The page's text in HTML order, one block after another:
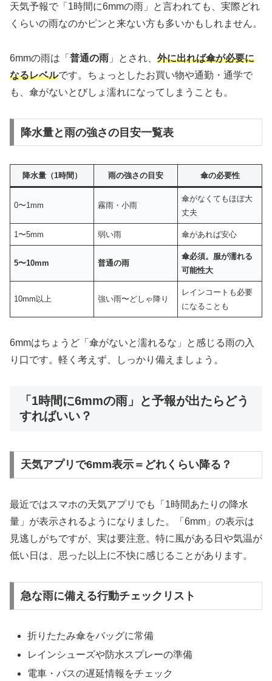
天気予報で「1時間に6mmの雨」と言われても、実際どれ
くらいの雨なのかピンと来ない方も多いかもしれません。
6mmの雨は「 普通の雨 」とされ、 外に出れば傘が必要に
なるレベルです。ちょっとしたお買い物や通勤・通学で
も、傘がないとびしょ濡れになってしまうことも。
降水量と雨の強さの目安一覧表
降水量（1時間） 雨の強さの目安 傘の必要性
0〜1mm 霧雨・小雨
傘がなくてもほぼ大
丈夫
1〜5mm 弱い雨 傘があれば安心
5〜10mm 普通の雨
傘必須。服が濡れる
可能性大
10mm以上 強い雨〜どしゃ降り
レインコートも必要
になることも
6mmはちょうど「傘がないと濡れるな」と感じる雨の入
り口です。軽く考えず、しっかり備えましょう。
「1時間に6mmの雨」と予報が出たらどう
すればいい？
天気アプリで6mm表示＝どれくらい降る？
最近ではスマホの天気アプリでも「1時間あたりの降水
量」が表示されるようになりました。「6mm」の表示は
見逃しがちですが、実は要注意。特に風がある日や気温が
低い日は、思った以上に不快に感じることがあります。
急な雨に備える行動チェックリスト
折りたたみ傘をバッグに常備
レインシューズや防水スプレーの準備
電車・バスの遅延情報をチェック